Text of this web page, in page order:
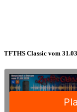
TFTHS Classic vom